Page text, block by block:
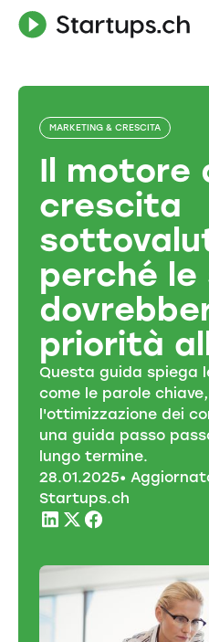
MARKETING & CRESCITA
Il motore
crescita
perché
priorità
Questa guida spiega
come le parole
l'ottimizzazione dei
una guida passo
lungo termine.
28.01.2025•
Startups.ch